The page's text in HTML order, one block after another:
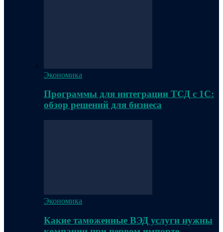
Экономика
Программы для интеграции ТСД с 1С:
обзор решений для бизнеса
Экономика
Какие таможенные ВЭД услуги нужны